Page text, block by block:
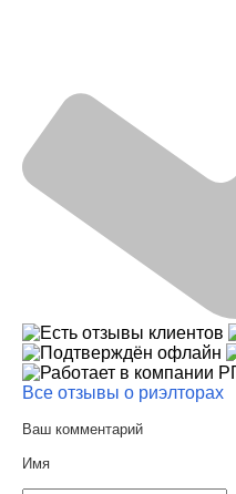
Все отзывы о риэлторах
Ваш комментарий
Имя